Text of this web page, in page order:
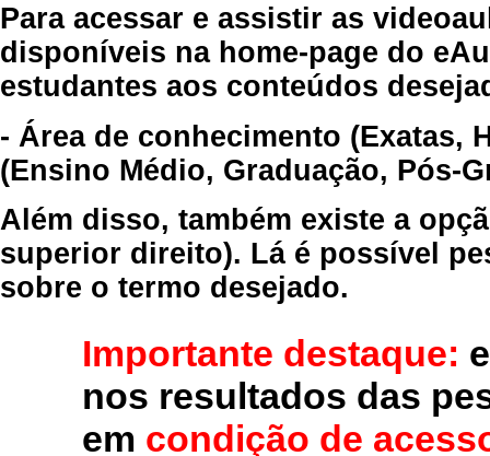
Para acessar e assistir as
disponíveis na home-page do
estudantes aos conteúdos
- Área de conhecimento (Exatas,
(Ensino Médio, Graduação, Pós-
Além disso, também existe a
superior direito). Lá é possível
sobre o termo desejado.
Importante destaque:
nos resultados das
em condição de